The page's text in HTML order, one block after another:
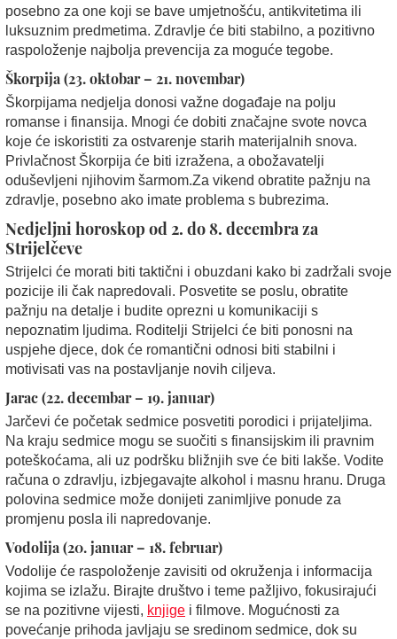
posebno za one koji se bave umjetnošću, antikvitetima ili
luksuznim predmetima. Zdravlje će biti stabilno, a pozitivno
raspoloženje najbolja prevencija za moguće tegobe.
Škorpija (23. oktobar – 21. novembar)
Škorpijama nedjelja donosi važne događaje na polju
romanse i finansija. Mnogi će dobiti značajne svote novca
koje će iskoristiti za ostvarenje starih materijalnih snova.
Privlačnost Škorpija će biti izražena, a obožavatelji
oduševljeni njihovim šarmom.Za vikend obratite pažnju na
zdravlje, posebno ako imate problema s bubrezima.
Nedjeljni horoskop od 2. do 8. decembra za
Strijelčeve
Strijelci će morati biti taktični i obuzdani kako bi zadržali svoje
pozicije ili čak napredovali. Posvetite se poslu, obratite
pažnju na detalje i budite oprezni u komunikaciji s
nepoznatim ljudima. Roditelji Strijelci će biti ponosni na
uspjehe djece, dok će romantični odnosi biti stabilni i
motivisati vas na postavljanje novih ciljeva.
Jarac (22. decembar – 19. januar)
Jarčevi će početak sedmice posvetiti porodici i prijateljima.
Na kraju sedmice mogu se suočiti s finansijskim ili pravnim
poteškoćama, ali uz podršku bližnjih sve će biti lakše. Vodite
računa o zdravlju, izbjegavajte alkohol i masnu hranu. Druga
polovina sedmice može donijeti zanimljive ponude za
promjenu posla ili napredovanje.
Vodolija (20. januar – 18. februar)
Vodolije će raspoloženje zavisiti od okruženja i informacija
kojima se izlažu. Birajte društvo i teme pažljivo, fokusirajući
se na pozitivne vijesti, knjige i filmove. Mogućnosti za
povećanje prihoda javljaju se sredinom sedmice, dok su